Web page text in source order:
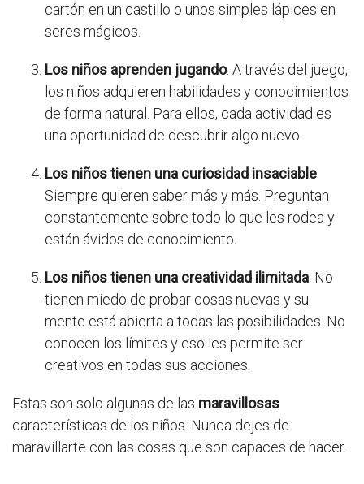
cartón en un castillo o unos simples lápices en
seres mágicos.
Los niños aprenden jugando. A través del juego,
los niños adquieren habilidades y conocimientos
de forma natural. Para ellos, cada actividad es
una oportunidad de descubrir algo nuevo.
Los niños tienen una curiosidad insaciable.
Siempre quieren saber más y más. Preguntan
constantemente sobre todo lo que les rodea y
están ávidos de conocimiento.
Los niños tienen una creatividad ilimitada. No
tienen miedo de probar cosas nuevas y su
mente está abierta a todas las posibilidades. No
conocen los límites y eso les permite ser
creativos en todas sus acciones.
Estas son solo algunas de las maravillosas
características de los niños. Nunca dejes de
maravillarte con las cosas que son capaces de hacer.